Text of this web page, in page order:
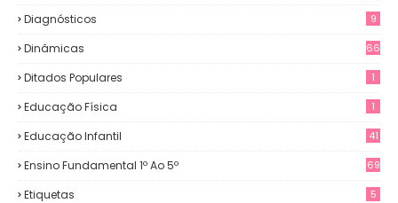
Diagnósticos 9
Dinâmicas 66
Ditados Populares 1
Educação Física 1
Educação Infantil 41
Ensino Fundamental 1º Ao 5º 69
Etiquetas 5